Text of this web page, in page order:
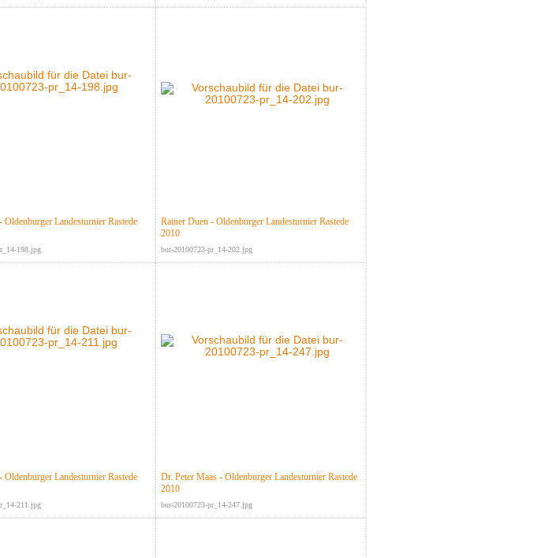
Oldenburger Landesturnier Rastede
198.jpg
Rainer Duen - Oldenburger Landesturnier Rastede
2010
bur-20100723-pr_14-202.jpg
Oldenburger Landesturnier Rastede
211.jpg
Dr. Peter Maas - Oldenburger Landesturnier Rastede
2010
bur-20100723-pr_14-247.jpg